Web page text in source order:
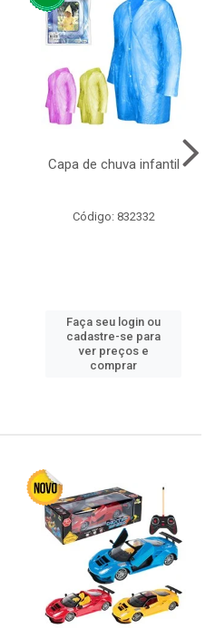
Capa de chuva infantil
Código: 832332
Faça seu login ou
cadastre-se para
ver preços e
comprar